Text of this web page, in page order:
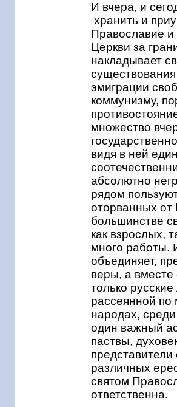
И вчера, и
хранить и
Православие
Церкви за
накладывает
эмиграции
коммунизму,
множество
видя в ней
абсолютно
рядом
оторванных от
большинстве
как взрослых,
много работы.
объединяет,
веры, а вместе
только
рассеянной по
народах,
один важный
паствы,
различных
святом
ответственна.